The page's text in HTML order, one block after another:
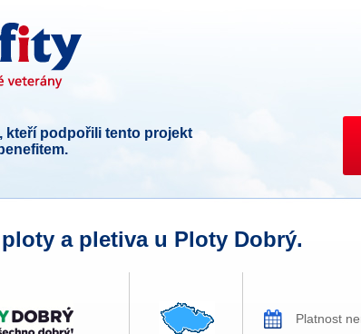
kteří podpořili tento projekt
a pletiva u Ploty Dobrý.
Platnost